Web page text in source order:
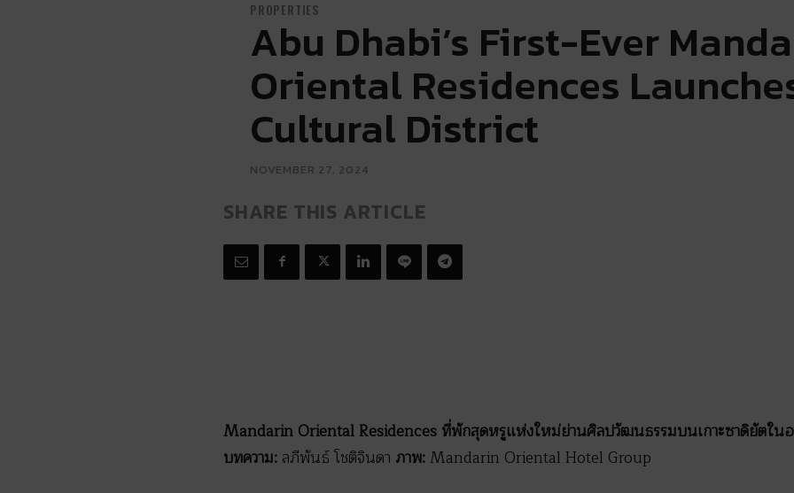
PROPERTIES
Abu Dhabi’s First-Ever
Oriental Residences
Cultural District
NOVEMBER 27, 2024
SHARE THIS ARTICLE
Mandarin Oriental Residences ที่พักสุดหรูแห่งใหม่ย่านศิลปวัฒนธรรมบนเกาะซาดิยัตใน
บทความ: ลภีพันธ์ โชติจินดา ภาพ:Mandarin Oriental Hotel Group